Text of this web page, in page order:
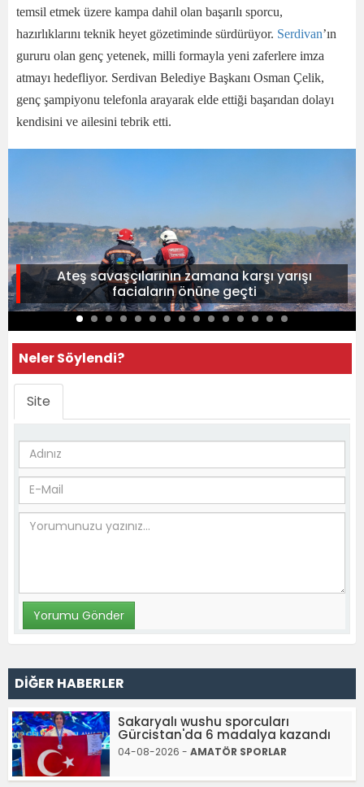
temsil etmek üzere kampa dahil olan başarılı sporcu,
hazırlıklarını teknik heyet gözetiminde sürdürüyor. Serdivan’ın
gururu olan genç yetenek, milli formayla yeni zaferlere imza
atmayı hedefliyor. Serdivan Belediye Başkanı Osman Çelik,
genç şampiyonu telefonla arayarak elde ettiği başarıdan dolayı
kendisini ve ailesini tebrik etti.
Ateş savaşçılarının zamana karşı yarışı
faciaların önüne geçti
Neler Söylendi?
Site
DİĞER HABERLER
Sakaryalı wushu sporcuları
Gürcistan'da 6 madalya kazandı
04-08-2026 - AMATÖR SPORLAR